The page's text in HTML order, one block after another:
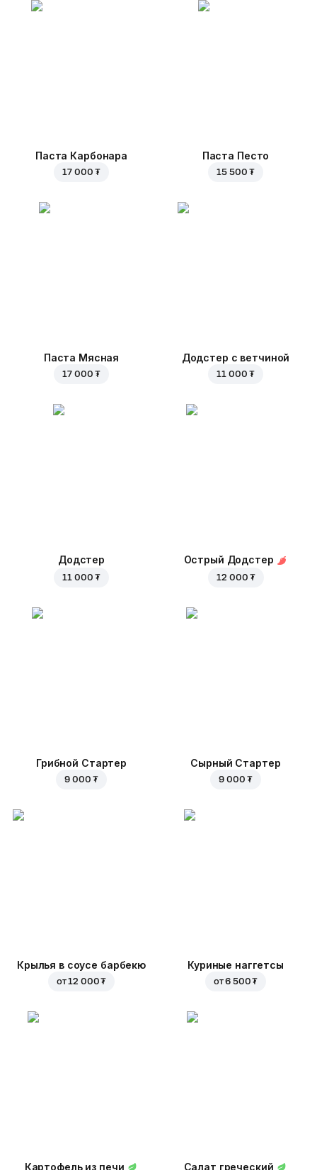
Паста Карбонара
17 000 ₮
Паста Песто
15 500 ₮
Паста Мясная
17 000 ₮
Додстер с ветчиной
11 000 ₮
Додстер
11 000 ₮
Острый Додстер
12 000 ₮
Грибной Стартер
9 000 ₮
Сырный Стартер
9 000 ₮
Крылья в соусе барбекю
от12 000 ₮
Куриные наггетсы
от6 500 ₮
Картофель из печи Салат греческий